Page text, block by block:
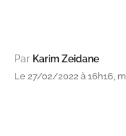
Par Karim Zeidane
Le 27/02/2022 à 16h16,